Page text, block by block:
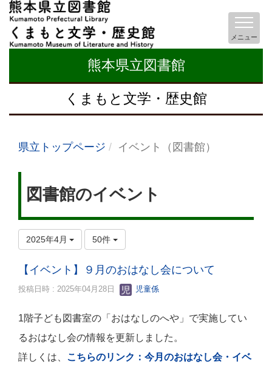
熊本県立図書館
くまもと文学・歴史館
メニュー
県立トップページ イベント（図書館）
図書館のイベント
2025年4月 50件
【イベント】９月のおはなし会について
投稿日時 : 2025年04月28日 児童係
1階子ども図書室の「おはなしのへや」で実施してい
るおはなし会の情報を更新しました。
詳しくは、 こちらのリンク：今月のおはなし会・イベ